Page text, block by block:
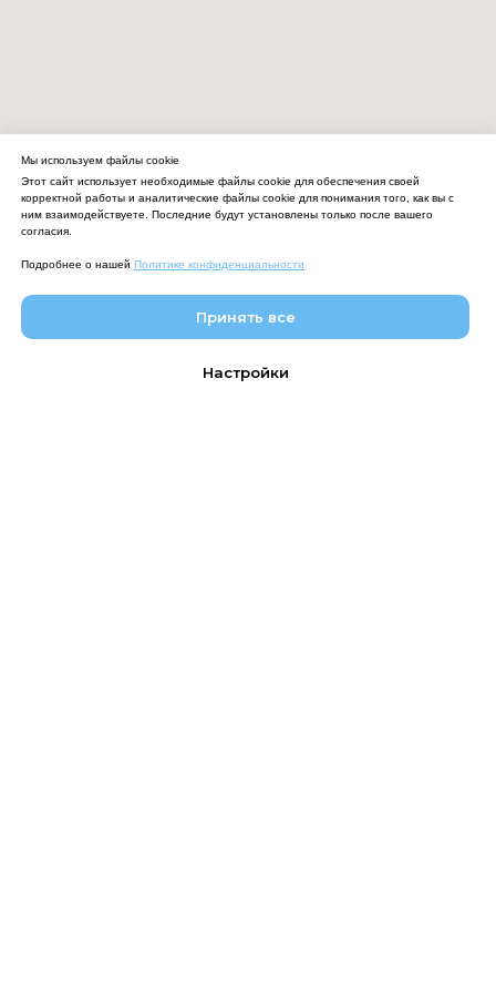
Мы используем файлы cookie
Этот сайт использует необходимые файлы cookie для обеспечения своей
корректной работы и аналитические файлы cookie для понимания того, как вы с
ним взаимодействуете. Последние будут установлены только после вашего
согласия.
Подробнее о нашей Политике конфиденциальности
Принять все
Настройки